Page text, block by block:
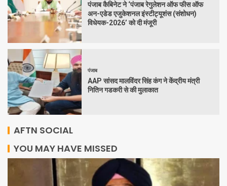
पंजाब कैबिनेट ने ‘पंजाब रेगुलेशन ऑफ फीस ऑफ
अन-एडेड एजुकेशनल इंस्टीट्यूशंस (संशोधन)
विधेयक-2026’ को दी मंजूरी
पंजाब
AAP सांसद मालविंदर सिंह कंग ने केंद्रीय मंत्री
नितिन गडकरी से की मुलाकात
AFTN SOCIAL
YOU MAY HAVE MISSED